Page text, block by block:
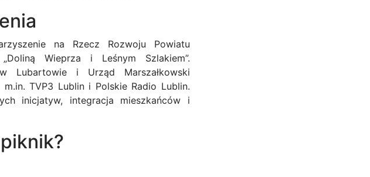
na Rzecz Rozwoju Powiatu
Wieprza i Leśnym Szlakiem”.
Lubartowie i Urząd Marszałkowski
TVP3 Lublin i Polskie Radio Lublin.
inicjatyw, integracja mieszkańców i